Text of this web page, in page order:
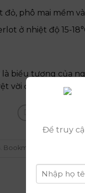
phô mai mềm
ở nhiệt độ 15-
biểu tượng của
vời để khám phá.
. Bookmark the
Để truy